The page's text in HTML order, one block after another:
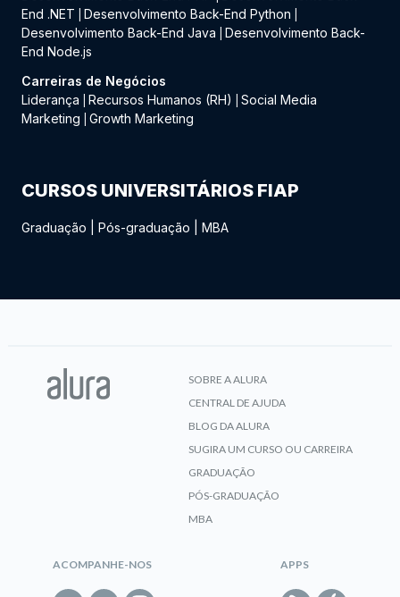
End .NET
Desenvolvimento Back-End Python
Desenvolvimento Back-End Java
Desenvolvimento Back-
End Node.js
Carreiras de Negócios
Liderança
Recursos Humanos (RH)
Social Media
Marketing
Growth Marketing
CURSOS UNIVERSITÁRIOS FIAP
Graduação Pós-graduação MBA
SOBRE A ALURA
CENTRAL DE AJUDA
BLOG DA ALURA
SUGIRA UM CURSO OU CARREIRA
GRADUAÇÃO
PÓS-GRADUAÇÃO
MBA
ACOMPANHE-NOS APPS